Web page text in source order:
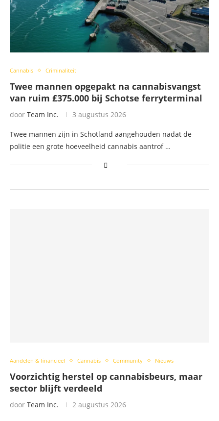
Cannabis Criminaliteit
Twee mannen opgepakt na cannabisvangst
van ruim £375.000 bij Schotse ferryterminal
door Team Inc. 3 augustus 2026
Twee mannen zijn in Schotland aangehouden nadat de
politie een grote hoeveelheid cannabis aantrof …
Aandelen & financieel Cannabis Community Nieuws
Voorzichtig herstel op cannabisbeurs, maar
sector blijft verdeeld
door Team Inc. 2 augustus 2026